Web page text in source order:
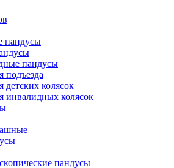
пандусы
пандусы
подъезда
колясок
инвалидных колясок
пандусы